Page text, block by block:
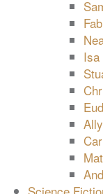
Isa